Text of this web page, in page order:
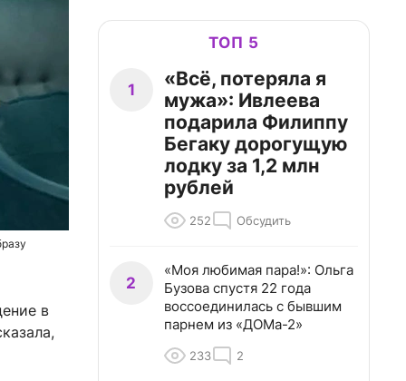
в
ТОП 5
1
«Всё, потеряла я
мужа»: Ивлеева
подарила Филиппу
Бегаку дорогущую
лодку за 1,2 млн
рублей
252 Обсудить
2
«Моя любимая пара!»: Ольга
Бузова спустя 22 года
воссоединилась с бывшим
парнем из «ДОМа-2»
233 2